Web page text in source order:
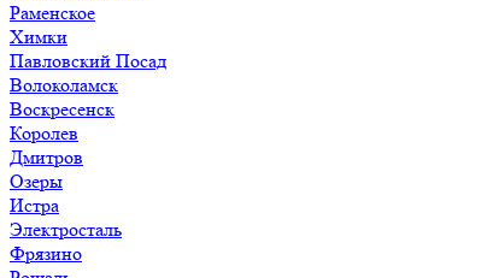
Раменское
Химки
Павловский Посад
Волоколамск
Воскресенск
Королев
Дмитров
Озеры
Истра
Электросталь
Фрязино